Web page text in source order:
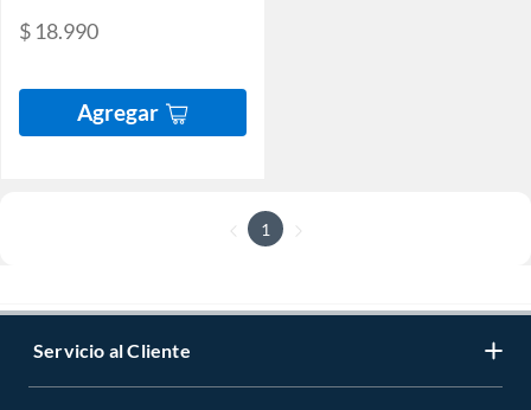
$ 18.990
Agregar
1
Servicio al Cliente